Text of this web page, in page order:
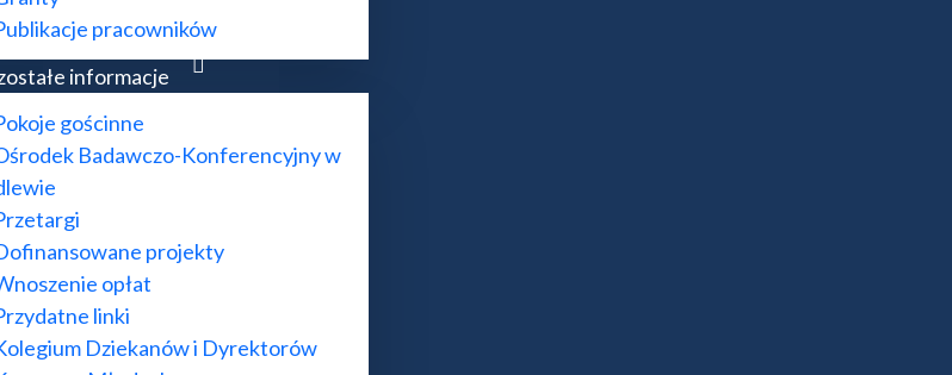
pracowników
informacje
gościnne
Badawczo-Konferencyjny w
projekty
opłat
linki
Dziekanów i Dyrektorów
Konferencje Centrum Banacha
Rada Naukowa Centrum Banacha
Historia Centrum Banacha